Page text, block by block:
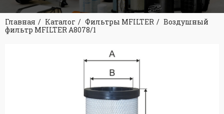
Главная Каталог Фильтры MFILTER
Воздушный
фильтр MFILTER A8078/1